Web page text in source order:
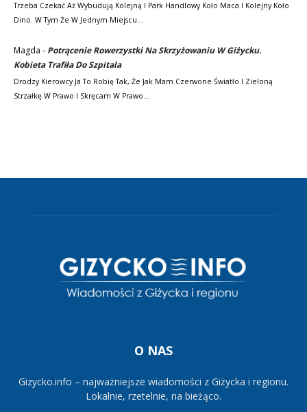
Trzeba Czekać Aż Wybudują Kolejną I Park Handlowy Koło Maca I Kolejny Koło
Dino. W Tym Że W Jednym Miejscu…
Magda - Potrącenie Rowerzystki Na Skrzyżowaniu W Giżycku.
Kobieta Trafiła Do Szpitala
Drodzy Kierowcy Ja To Robię Tak, Że Jak Mam Czerwone Światło I Zieloną
Strzałkę W Prawo I Skręcam W Prawo…
O NAS
Gizycko.info – najważniejsze wiadomości z Giżycka i regionu.
Lokalnie, rzetelnie, na bieżąco.